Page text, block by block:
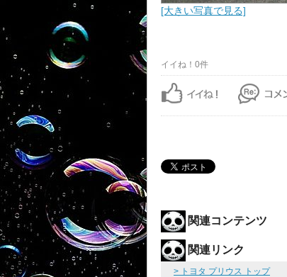
[大きい写真で見る]
イイね！0件
関連コンテンツ
関連リンク
> トヨタ プリウス トップ